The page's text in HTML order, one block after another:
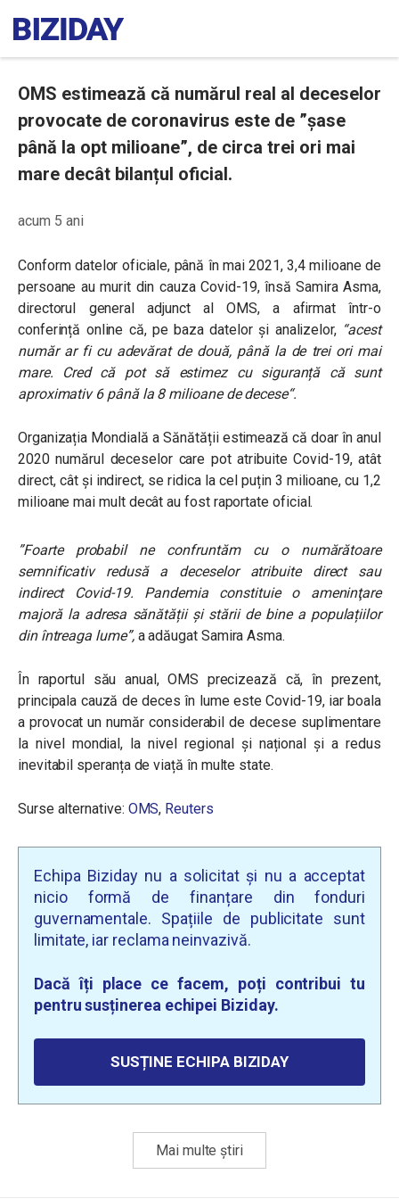
OMS estimează că numărul real al deceselor
provocate de coronavirus este de ”șase
până la opt milioane”, de circa trei ori mai
mare decât bilanțul oficial.
acum 5 ani
Conform datelor oficiale, până în mai 2021, 3,4 milioane de
persoane au murit din cauza Covid-19, însă Samira Asma,
directorul general adjunct al OMS, a afirmat într-o
conferință online că, pe baza datelor și analizelor, “acest
număr ar fi cu adevărat de două, până la de trei ori mai
mare. Cred că pot să estimez cu siguranță că sunt
aproximativ 6 până la 8 milioane de decese“.
Organizația Mondială a Sănătății estimează că doar în anul
2020 numărul deceselor care pot atribuite Covid-19, atât
direct, cât și indirect, se ridica la cel puțin 3 milioane, cu 1,2
milioane mai mult decât au fost raportate oficial.
”Foarte probabil ne confruntăm cu o numărătoare
semnificativ redusă a deceselor atribuite direct sau
indirect Covid-19. Pandemia constituie o ameninţare
majoră la adresa sănătății și stării de bine a populațiilor
din întreaga lume”,a adăugat Samira Asma.
În raportul său anual, OMS precizează că, în prezent,
principala cauză de deces în lume este Covid-19, iar boala
a provocat un număr considerabil de decese suplimentare
la nivel mondial, la nivel regional și național și a redus
inevitabil speranța de viață în multe state.
Surse alternative: OMS, Reuters
Echipa Biziday nu a solicitat și nu a acceptat
nicio formă de finanțare din fonduri
guvernamentale. Spațiile de publicitate sunt
limitate, iar reclama neinvazivă.
Dacă îți place ce facem, poți contribui tu
pentru susținerea echipei Biziday.
SUSȚINE ECHIPA BIZIDAY
Mai multe știri